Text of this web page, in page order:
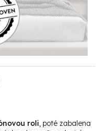
roli, poté zabalena